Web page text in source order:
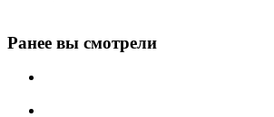
Ранее вы смотрели